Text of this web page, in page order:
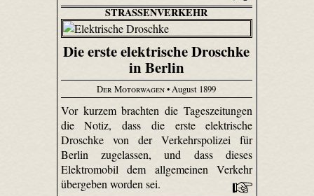
STRASSENVERKEHR
Die erste elektrische Droschke
in Berlin
Der Motorwagen• August 1899
Vor kurzem brachten die Tageszeitungen
die Notiz, dass die erste elektrische
Droschke von der Verkehrspolizei für
Berlin zugelassen, und dass dieses
Elektromobil dem allgemeinen Verkehr
übergeben worden sei.